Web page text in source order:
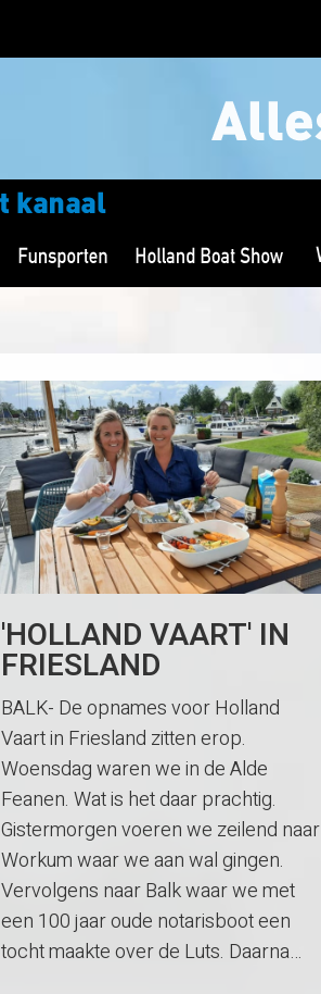
'HOLLAND VAART' IN
FRIESLAND
BALK- De opnames voor Holland
Vaart in Friesland zitten erop.
Woensdag waren we in de Alde
Feanen. Wat is het daar prachtig.
Gistermorgen voeren we zeilend naar
Workum waar we aan wal gingen.
Vervolgens naar Balk waar we met
een 100 jaar oude notarisboot een
tocht maakte over de Luts. Daarna…